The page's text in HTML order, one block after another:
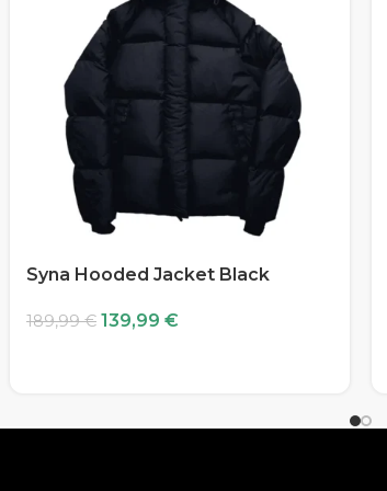
Syna Hooded Jacket Black
189,99€ 139,99 €